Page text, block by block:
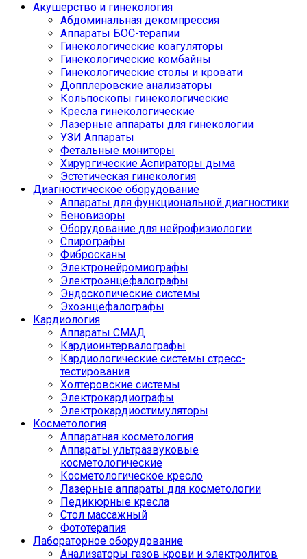
Акушерство и гинекология
Абдоминальная декомпрессия
Аппараты БОС-терапии
Гинекологические коагуляторы
Гинекологические комбайны
Гинекологические столы и кровати
Допплеровские анализаторы
Кольпоскопы гинекологические
Кресла гинекологические
Лазерные аппараты для гинекологии
УЗИ Аппараты
Фетальные мониторы
Хирургические Аспираторы дыма
Эстетическая гинекология
Диагностическое оборудование
Аппараты для функциональной диагностики
Веновизоры
Оборудование для нейрофизиологии
Спирографы
Фибросканы
Электронейромиографы
Электроэнцефалографы
Эндоскопические системы
Эхоэнцефалографы
Кардиология
Аппараты СМАД
Кардиоинтервалографы
Кардиологические системы стресс-
тестирования
Холтеровские системы
Электрокардиографы
Электрокардиостимуляторы
Косметология
Аппаратная косметология
Аппараты ультразвуковые
косметологические
Косметологическое кресло
Лазерные аппараты для косметологии
Педикюрные кресла
Стол массажный
Фототерапия
Лабораторное оборудование
Анализаторы газов крови и электролитов